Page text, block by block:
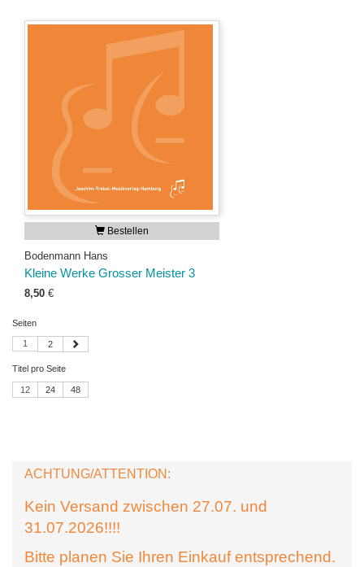
Bestellen
Bodenmann Hans
Kleine Werke Grosser Meister 3
8,50 €
Seiten
1 2
Titel pro Seite
12 24 48
ACHTUNG/ATTENTION:
Kein Versand zwischen 27.07. und
31.07.2026!!!!
Bitte planen Sie Ihren Einkauf entsprechend.